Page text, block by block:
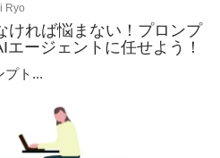
Ryo
ければ悩まない！プロンプ
エージェントに任せよう！
プト...